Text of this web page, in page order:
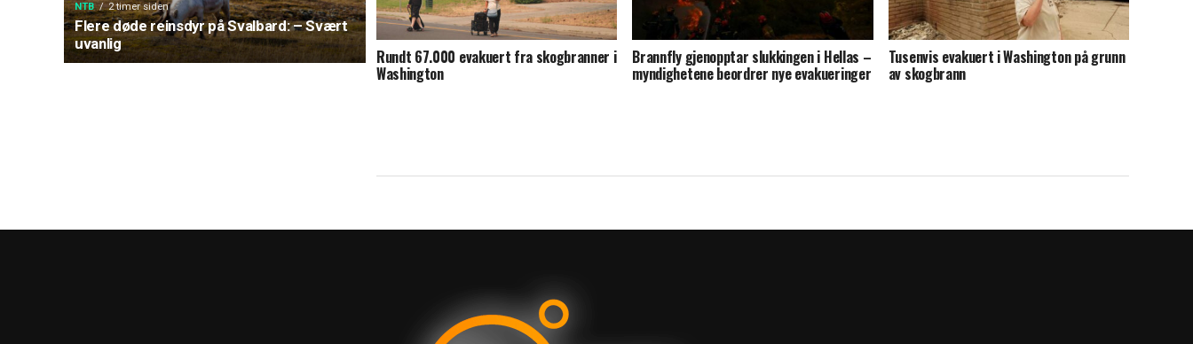
NTB 2 timer siden
Flere døde reinsdyr på Svalbard: – Svært
uvanlig
Rundt 67.000 evakuert fra skogbranner i
Washington
Brannfly gjenopptar slukkingen i Hellas –
myndighetene beordrer nye evakueringer
Tusenvis evakuert i Washington på grunn
av skogbrann